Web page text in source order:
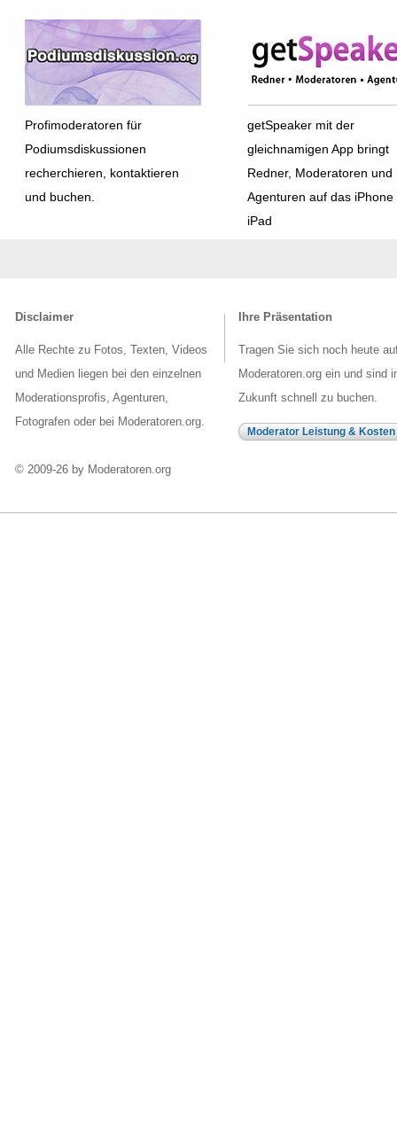
Profimoderatoren für
Podiumsdiskussionen
recherchieren, kontaktieren
und buchen.
getSpeaker mit der
gleichnamigen App bringt
Redner, Moderatoren und
Agenturen auf das iPhone
iPad
Disclaimer
Alle Rechte zu Fotos, Texten, Videos
und Medien liegen bei den einzelnen
Moderationsprofis, Agenturen,
Fotografen oder bei Moderatoren.org.
© 2009-26 by Moderatoren.org
Ihre Präsentation
Tragen Sie sich noch heute
Moderatoren.org ein und sind
Zukunft schnell zu buchen.
Moderator Leistung & Kosten